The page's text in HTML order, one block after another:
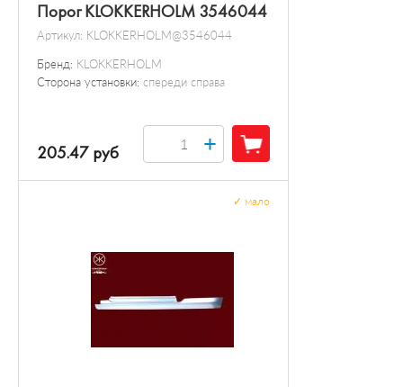
Порог KLOKKERHOLM 3546044
Артикул: KLOKKERHOLM@3546044
Бренд: KLOKKERHOLM
Сторона установки: спереди справа
205.47 руб +
мало